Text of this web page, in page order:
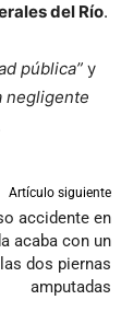
del Río.
pública” y
negligente
Artículo siguiente
accidente en
acaba con un
dos piernas
amputadas